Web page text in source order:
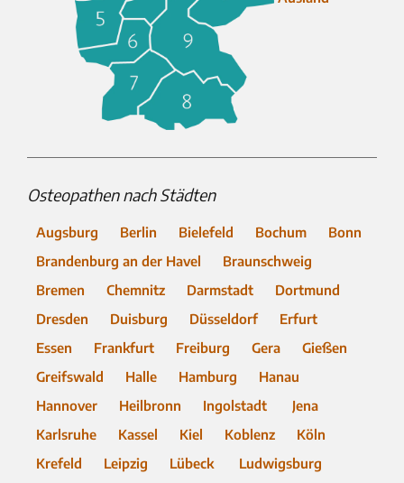
Osteopathen nach Städten
Augsburg Berlin Bielefeld Bochum
Bonn
Brandenburg an der Havel
Braunschweig
Bremen
Chemnitz Darmstadt
Dortmund
Dresden
Duisburg Düsseldorf
Erfurt
Essen
Frankfurt Freiburg Gera
Gießen
Greifswald
Halle Hamburg
Hanau
Hannover
Heilbronn Ingolstadt
Jena
Karlsruhe
Kassel Kiel Koblenz
Köln
Krefeld
Leipzig Lübeck
Ludwigsburg